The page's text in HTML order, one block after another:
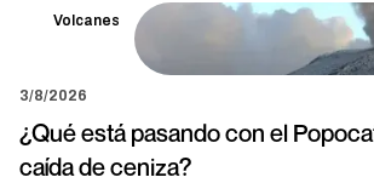
Volcanes
3/8/2026
¿Qué está pasando con el
caída de ceniza?